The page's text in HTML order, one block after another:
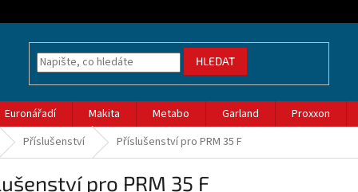
HLEDAT
Euronářadí Makita Metabo Garland Proxxon
Příslušenství Příslušenství pro PRM 35 F
pro PRM 35 F